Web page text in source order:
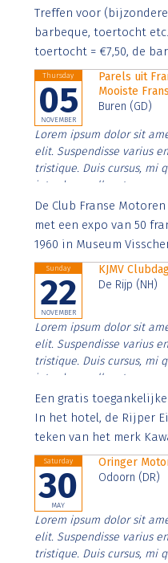
Aenean faucibus nibh et
imperdiet. Nunc ut sem
Treffen voor
barbeque, toertocht
toertocht = €7,50, de
Thursday
05
NOVEMBER
Parels uit
Mooiste
Buren (GD)
Lorem ipsum dolor sit
elit. Suspendisse varius
tristique. Duis cursus, mi
interdum nulla, ut
Aenean faucibus nibh et
imperdiet. Nunc ut sem
De Club Franse
met een expo van 50
1960 in Museum
Sunday
22
NOVEMBER
KJMV
De Rijp (NH)
Lorem ipsum dolor sit
elit. Suspendisse varius
tristique. Duis cursus, mi
interdum nulla, ut
Aenean faucibus nibh et
imperdiet. Nunc ut sem
Een gratis
In het hotel, de Rijper
teken van het merk
Saturday
30
MAY
Oringer
Odoorn (DR)
Lorem ipsum dolor sit
elit. Suspendisse varius
tristique. Duis cursus, mi